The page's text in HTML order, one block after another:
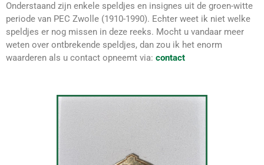
Onderstaand zijn enkele speldjes en insignes uit de groen-witte
periode van PEC Zwolle (1910-1990). Echter weet ik niet welke
speldjes er nog missen in deze reeks. Mocht u vandaar meer
weten over ontbrekende speldjes, dan zou ik het enorm
waarderen als u contact opneemt via: contact